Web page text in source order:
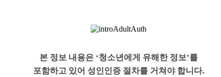
본 정보 내용은 ‘청소년에게 유해한 정보’를
포함하고 있어 성인인증 절차를 거쳐야 합니다.